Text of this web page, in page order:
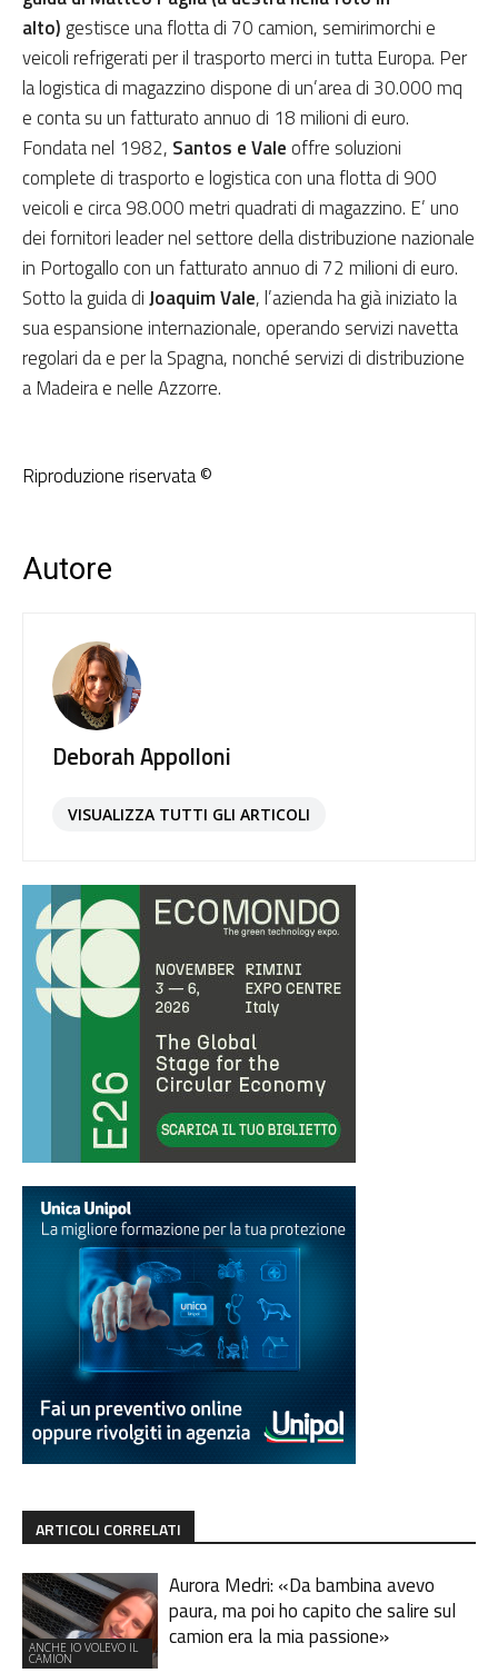
alto) gestisce una flotta di 70 camion, semirimorchi e
veicoli refrigerati per il trasporto merci in tutta Europa. Per
la logistica di magazzino dispone di un’area di 30.000 mq
e conta su un fatturato annuo di 18 milioni di euro.
Fondata nel 1982, Santos e Vale offre soluzioni
complete di trasporto e logistica con una flotta di 900
veicoli e circa 98.000 metri quadrati di magazzino. E’ uno
dei fornitori leader nel settore della distribuzione nazionale
in Portogallo con un fatturato annuo di 72 milioni di euro.
Sotto la guida diJoaquim Vale, l’azienda ha già iniziato la
sua espansione internazionale, operando servizi navetta
regolari da e per la Spagna, nonché servizi di distribuzione
a Madeira e nelle Azzorre.
Riproduzione riservata ©
Autore
Deborah Appolloni
VISUALIZZA TUTTI GLI ARTICOLI
ARTICOLI CORRELATI
ANCHE IO VOLEVO IL
CAMION
Aurora Medri: «Da bambina avevo
paura, ma poi ho capito che salire sul
camion era la mia passione»